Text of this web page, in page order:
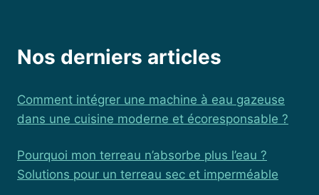
Nos derniers articles
Comment intégrer une machine à eau gazeuse
dans une cuisine moderne et écoresponsable ?
Pourquoi mon terreau n’absorbe plus l’eau ?
Solutions pour un terreau sec et imperméable